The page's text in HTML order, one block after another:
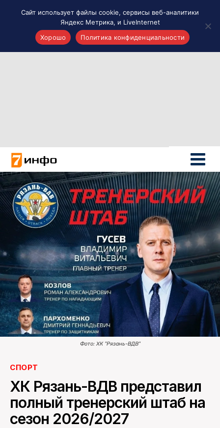
Новости России
Политика
Новости мира
Все материалы 7инфо
О НАС
ПОИСК ПО САЙТУ
Фото: ХК "Рязань-ВДВ"
СПОРТ
ХК Рязань-ВДВ представил
полный тренерский штаб на
сезон 2026/2027
Сайт использует файлы cookie, сервисы веб-аналитики
Яндекс Метрика, и LiveInternet
Хорошо
Политика конфиденциальности